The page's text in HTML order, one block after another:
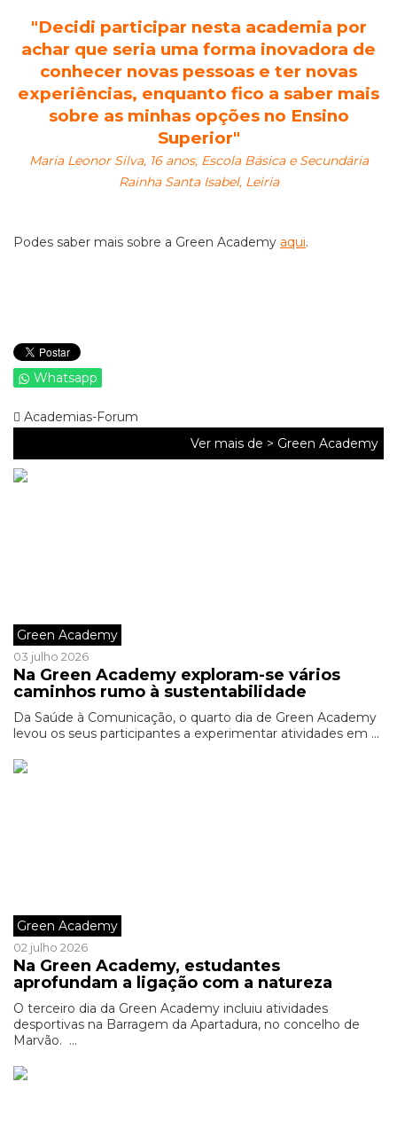
"Decidi participar nesta academia por
achar que seria uma forma inovadora de
conhecer novas pessoas e ter novas
experiências, enquanto fico a saber mais
sobre as minhas opções no Ensino
Superior"
Maria Leonor Silva, 16 anos, Escola Básica e Secundária
Rainha Santa Isabel, Leiria
Podes saber mais sobre a Green Academy aqui.
Whatsapp
Academias-Forum
Ver mais de > Green Academy
Green Academy
03 julho 2026
Na Green Academy exploram-se vários
caminhos rumo à sustentabilidade
Da Saúde à Comunicação, o quarto dia de Green Academy
levou os seus participantes a experimentar atividades em ...
Green Academy
02 julho 2026
Na Green Academy, estudantes
aprofundam a ligação com a natureza
O terceiro dia da Green Academy incluiu atividades
desportivas na Barragem da Apartadura, no concelho de
Marvão. ...